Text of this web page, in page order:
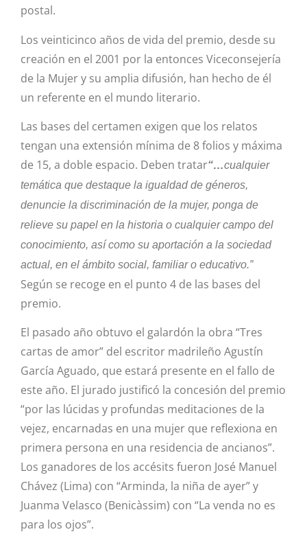
postal.
Los veinticinco años de vida del premio, desde su
creación en el 2001 por la entonces Viceconsejería
de la Mujer y su amplia difusión, han hecho de él
un referente en el mundo literario.
Las bases del certamen exigen que los relatos
tengan una extensión mínima de 8 folios y máxima
de 15, a doble espacio. Deben tratar“…cualquier
temática que destaque la igualdad de géneros,
denuncie la discriminación de la mujer, ponga de
relieve su papel en la historia o cualquier campo del
conocimiento, así como su aportación a la sociedad
actual, en el ámbito social, familiar o educativo.”
Según se recoge en el punto 4 de las bases del
premio.
El pasado año obtuvo el galardón la obra “Tres
cartas de amor” del escritor madrileño Agustín
García Aguado, que estará presente en el fallo de
este año. El jurado justificó la concesión del premio
“por las lúcidas y profundas meditaciones de la
vejez, encarnadas en una mujer que reflexiona en
primera persona en una residencia de ancianos”.
Los ganadores de los accésits fueron José Manuel
Chávez (Lima) con “Arminda, la niña de ayer” y
Juanma Velasco (Benicàssim) con “La venda no es
para los ojos”.